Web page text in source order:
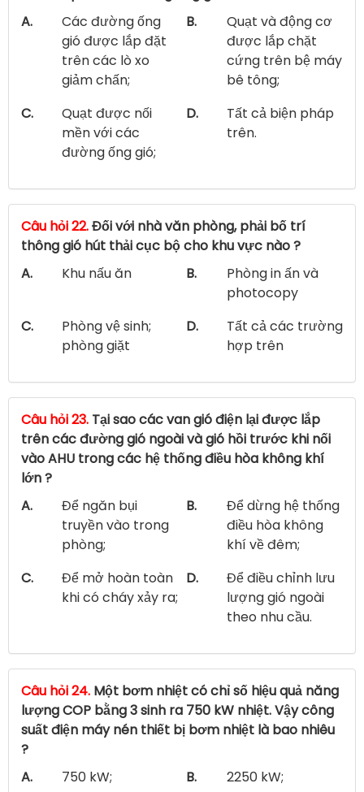
A.
Các đường ống
gió được lắp đặt
trên các lò xo
giảm chấn;
B.
Quạt và động cơ
được lắp chặt
cứng trên bệ máy
bê tông;
C.
Quạt được nối
mền với các
đường ống gió;
D.
Tất cả biện pháp
trên.
Câu hỏi 22.Đối với nhà văn phòng, phải bố trí
thông gió hút thải cục bộ cho khu vực nào ?
A.
Khu nấu ăn B.
Phòng in ấn và
photocopy
C.
Phòng vệ sinh;
phòng giặt
D.
Tất cả các trường
hợp trên
Câu hỏi 23. Tại sao các van gió điện lại được lắp
trên các đường gió ngoài và gió hồi trước khi nối
vào AHU trong các hệ thống điều hòa không khí
lớn ?
A.
Để ngăn bụi
truyền vào trong
phòng;
B.
Để dừng hệ thống
điều hòa không
khí về đêm;
C.
Để mở hoàn toàn
khi có cháy xảy ra;
D.
Để điều chỉnh lưu
lượng gió ngoài
theo nhu cầu.
Câu hỏi 24. Một bơm nhiệt có chỉ số hiệu quả năng
lượng COP bằng 3 sinh ra 750 kW nhiệt. Vậy công
suất điện máy nén thiết bị bơm nhiệt là bao nhiêu
?
A.
750 kW; B. 2250 kW;